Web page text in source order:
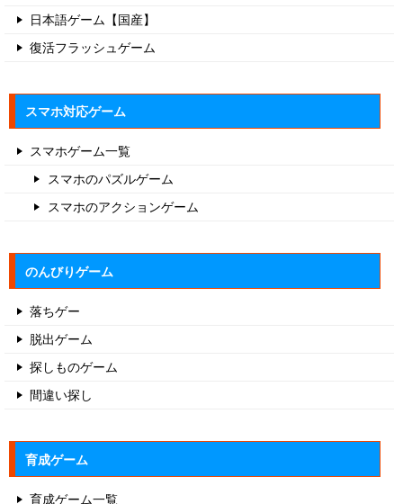
日本語ゲーム【国産】
復活フラッシュゲーム
スマホ対応ゲーム
スマホゲーム一覧
スマホのパズルゲーム
スマホのアクションゲーム
のんびりゲーム
落ちゲー
脱出ゲーム
探しものゲーム
間違い探し
育成ゲーム
育成ゲーム一覧